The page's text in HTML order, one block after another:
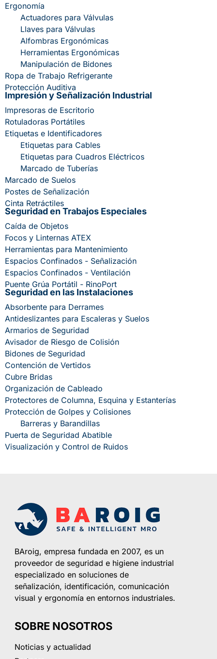
Ergonomía
Actuadores para Válvulas
Llaves para Válvulas
Alfombras Ergonómicas
Herramientas Ergonómicas
Manipulación de Bidones
Ropa de Trabajo Refrigerante
Protección Auditiva
Impresión y Señalización Industrial
Impresoras de Escritorio
Rotuladoras Portátiles
Etiquetas e Identificadores
Etiquetas para Cables
Etiquetas para Cuadros Eléctricos
Marcado de Tuberías
Marcado de Suelos
Postes de Señalización
Cinta Retráctiles
Seguridad en Trabajos Especiales
Caída de Objetos
Focos y Linternas ATEX
Herramientas para Mantenimiento
Espacios Confinados - Señalización
Espacios Confinados - Ventilación
Puente Grúa Portátil - RinoPort
Seguridad en las Instalaciones
Absorbente para Derrames
Antideslizantes para Escaleras y Suelos
Armarios de Seguridad
Avisador de Riesgo de Colisión
Bidones de Seguridad
Contención de Vertidos
Cubre Bridas
Organización de Cableado
Protectores de Columna, Esquina y Estanterías
Protección de Golpes y Colisiones
Barreras y Barandillas
Puerta de Seguridad Abatible
Visualización y Control de Ruidos
BAroig, empresa fundada en 2007, es un
proveedor de seguridad e higiene industrial
especializado en soluciones de
señalización, identificación, comunicación
visual y ergonomía en entornos industriales.
SOBRE NOSOTROS
Noticias y actualidad